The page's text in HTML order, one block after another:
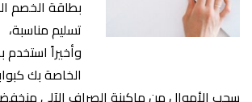
بطاقة الخصم
تسليم مناسبة،
وأخيراً
الخاصة بك
سحب الأموال من ماكينة الصراف الآلي